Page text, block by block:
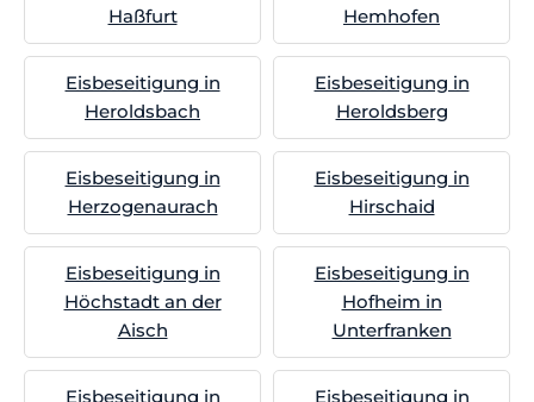
Haßfurt
Hemhofen
Eisbeseitigung in
Heroldsbach
Eisbeseitigung in
Heroldsberg
Eisbeseitigung in
Herzogenaurach
Eisbeseitigung in
Hirschaid
Eisbeseitigung in
Höchstadt an der
Aisch
Eisbeseitigung in
Hofheim in
Unterfranken
Eisbeseitigung in
Eisbeseitigung in